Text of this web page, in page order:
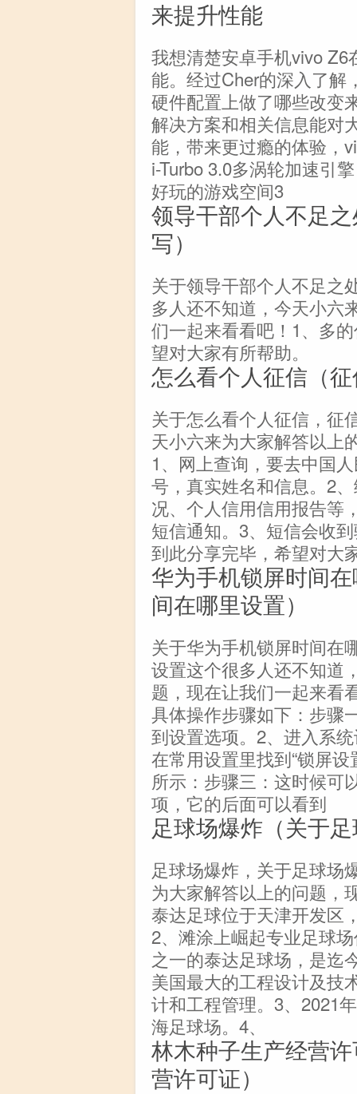
来提升性能
我想清楚安卓手机vivo
能。经过Cher的深入了解
硬件配置上做了哪些改变
解决方案和相关信息能对
能，带来更过瘾的体验，
i-Turbo 3.0多涡轮加速引
好玩的游戏空间3
领导干部个人不足
写）
关于领导干部个人不足之
多人还不知道，今天小六
们一起来看看吧！1、多
望对大家有所帮助。
怎么看个人征信（
关于怎么看个人征信，征
天小六来为大家解答以上
1、网上查询，要去中国
号，真实姓名和信息。2
况、个人信用信用报告等
短信通知。3、短信会收
到此分享完毕，希望对大
华为手机锁屏时间
间在哪里设置）
关于华为手机锁屏时间在
设置这个很多人还不知道
题，现在让我们一起来看
具体操作步骤如下：步骤
到设置选项。2、进入系
在常用设置里找到“锁屏
所示：步骤三：这时候可
项，它的后面可以看到
足球场爆炸（关于
足球场爆炸，关于足球场
为大家解答以上的问题，
泰达足球位于天津开发区
2、滩涂上崛起专业足球
之一的泰达足球场，是迄
美国最大的工程设计及
计和工程管理。3、2021
海足球场。4、
林木种子生产经营
营许可证）